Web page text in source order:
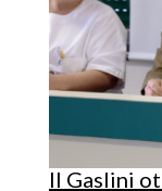
Il Gaslini